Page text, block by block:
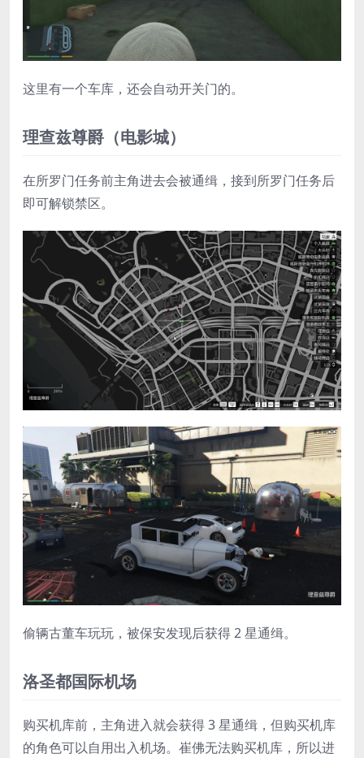
这里有一个车库，还会自动开关门的。
理查兹尊爵（电影城）
在所罗门任务前主角进去会被通缉，接到所罗门任务后
即可解锁禁区。
偷辆古董车玩玩，被保安发现后获得 2 星通缉。
洛圣都国际机场
购买机库前，主角进入就会获得 3 星通缉，但购买机库
的角色可以自用出入机场。崔佛无法购买机库，所以进